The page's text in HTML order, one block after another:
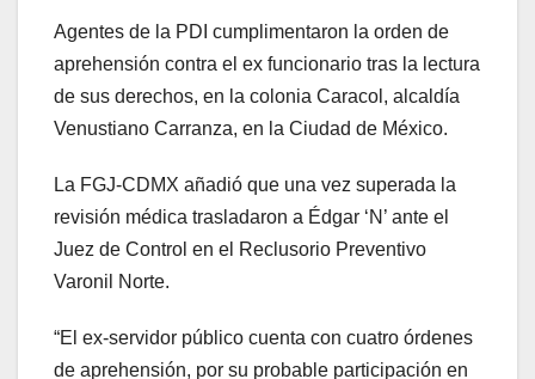
Agentes de la PDI cumplimentaron la orden de
aprehensión contra el ex funcionario tras la lectura
de sus derechos, en la colonia Caracol, alcaldía
Venustiano Carranza, en la Ciudad de México.
La FGJ-CDMX añadió que una vez superada la
revisión médica trasladaron a Édgar ‘N’ ante el
Juez de Control en el Reclusorio Preventivo
Varonil Norte.
“El ex-servidor público cuenta con cuatro órdenes
de aprehensión, por su probable participación en